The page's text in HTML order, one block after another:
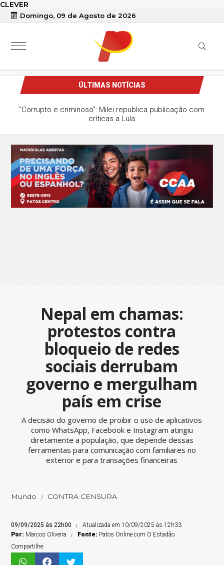
CLEVER
Domingo, 09 de Agosto de 2026
ÚLTIMAS NOTÍCIAS
“Corrupto e criminoso”: Milei republica publicação com
críticas a Lula
Nepal em chamas:
protestos contra
bloqueio de redes
sociais derrubam
governo e mergulham
país em crise
A decisão do governo de proibir o uso de aplicativos
como WhatsApp, Facebook e Instagram atingiu
diretamente a população, que depende dessas
ferramentas para comunicação com familiares no
exterior e para transações financeiras
Mundo CONTRA CENSURA
09/09/2025 às 22h00
Atualizada em 10/09/2025 às 12h33
Por: Marcos Oliveira Fonte: Patos Online com O Estadão
Compartilhe: